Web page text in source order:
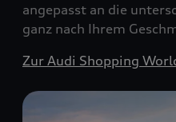
angepasst an die
ganz nach Ihrem
Zur Audi Shopping